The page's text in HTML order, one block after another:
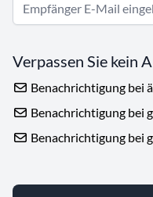
Verpassen Sie kein
Benachrichtigung bei
Benachrichtigung bei
Benachrichtigung bei